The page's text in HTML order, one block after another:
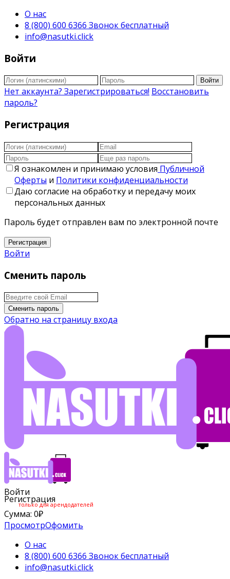
О нас
8 (800) 600 6366 Звонок бесплатный
info@nasutki.click
Войти
Войти
Нет аккаунта? Зарегистрироваться! Восстановить
пароль?
Регистрация
Я ознакомлен и принимаю условия Публичной
Оферты и Политики конфиденциальности
Даю согласие на обработку и передачу моих
персональных данных
Пароль будет отправлен вам по электронной почте
Регистрация
Войти
Сменить пароль
Сменить пароль
Обратно на страницу входа
Войти
Регистрация
только для арендодателей
Сумма: 0₽
ПросмотрОфомить
О нас
8 (800) 600 6366 Звонок бесплатный
info@nasutki.click